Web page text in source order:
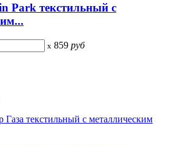
Park текстильный с
x 859 руб